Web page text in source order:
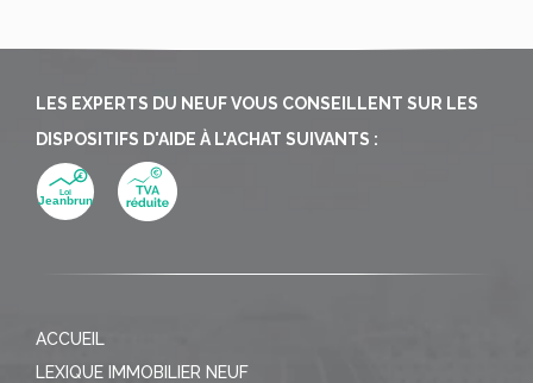
LES EXPERTS DU NEUF VOUS CONSEILLENT SUR LES
DISPOSITIFS D'AIDE À L'ACHAT SUIVANTS :
ACCUEIL
LEXIQUE IMMOBILIER NEUF